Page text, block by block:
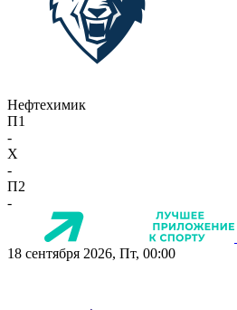
Нефтехимик
П1
-
X
-
П2
-
18 сентября 2026, Пт, 00:00